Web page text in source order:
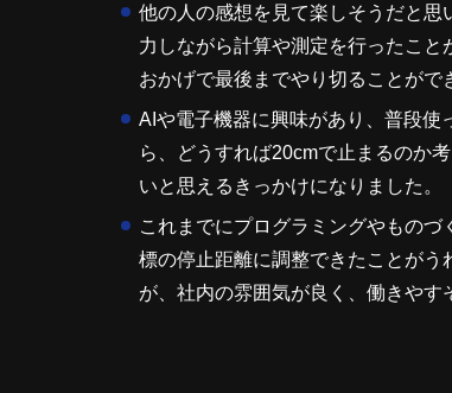
他の人の感想を見て楽しそうだと
力しながら計算や測定を行ったこ
おかげで最後までやり切ることがで
AIや電子機器に興味があり、普段使
ら、どうすれば20cmで止まるのか
いと思えるきっかけになりました。
これまでにプログラミングやもの
標の停止距離に調整できたことが
が、社内の雰囲気が良く、働きやす